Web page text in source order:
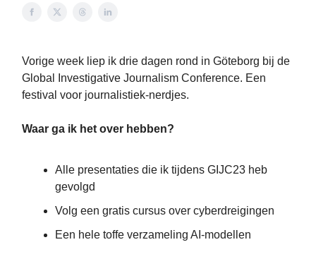
Vorige week liep ik drie dagen rond in Göteborg bij de
Global Investigative Journalism Conference. Een
festival voor journalistiek-nerdjes.
Waar ga ik het over hebben?
Alle presentaties die ik tijdens GIJC23 heb
gevolgd
Volg een gratis cursus over cyberdreigingen
Een hele toffe verzameling AI-modellen